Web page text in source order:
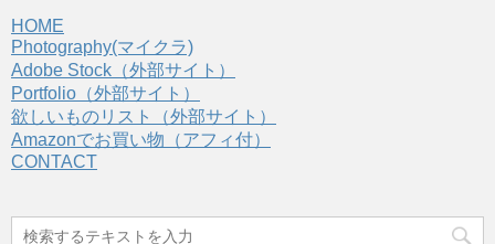
HOME
Photography(マイクラ)
Adobe Stock（外部サイト）
Portfolio（外部サイト）
欲しいものリスト（外部サイト）
Amazonでお買い物（アフィ付）
CONTACT